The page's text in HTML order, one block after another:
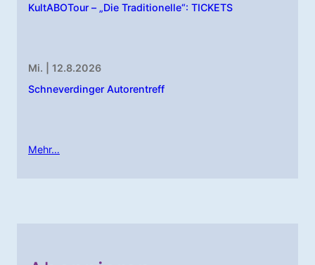
KultABOTour – „Die Traditionelle“: TICKETS
Mi. | 12.8.2026
Schneverdinger Autorentreff
Mehr…